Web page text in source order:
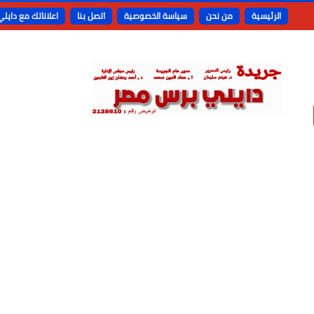
الرئيسية من نحن سياسة الخصوصية اتصل بنا اعلاناتك مع